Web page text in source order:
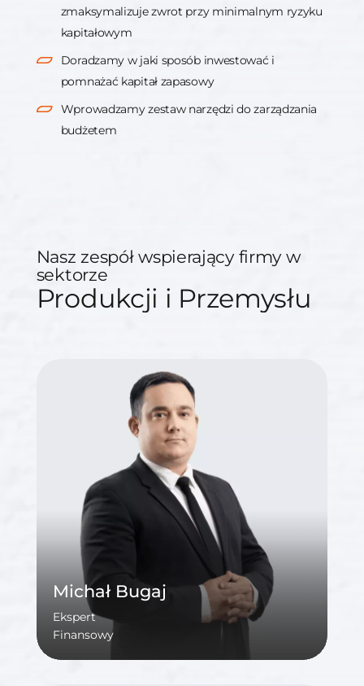
zmaksymalizuje zwrot przy minimalnym ryzyku
kapitałowym
Doradzamy w jaki sposób inwestować i
pomnażać kapitał zapasowy
Wprowadzamy zestaw narzędzi do zarządzania
budżetem
Nasz zespół wspierający firmy w
sektorze
Produkcji i Przemysłu
Michał Bugaj
Ekspert
Finansowy
Michał Bugaj
Poznaj mnie